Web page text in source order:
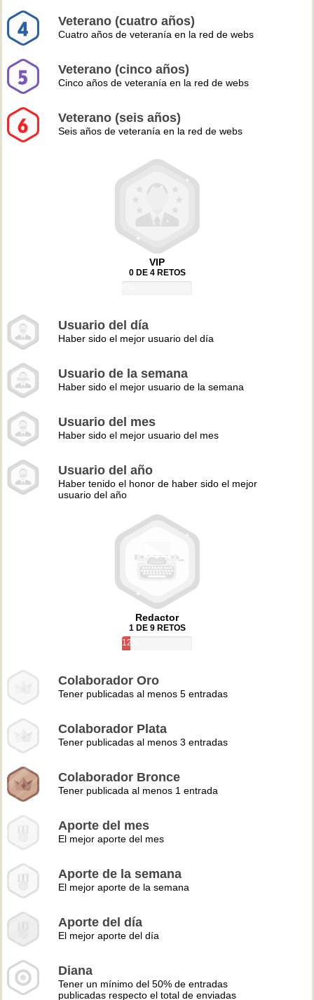
Veterano (cuatro años)
Cuatro años de veteranía en la red de webs
Veterano (cinco años)
Cinco años de veteranía en la red de webs
Veterano (seis años)
Seis años de veteranía en la red de webs
VIP
0 DE 4 RETOS
Usuario del día
Haber sido el mejor usuario del día
Usuario de la semana
Haber sido el mejor usuario de la semana
Usuario del mes
Haber sido el mejor usuario del mes
Usuario del año
Haber tenido el honor de haber sido el mejor
usuario del año
Redactor
1 DE 9 RETOS
12%
Colaborador Oro
Tener publicadas al menos 5 entradas
Colaborador Plata
Tener publicadas al menos 3 entradas
Colaborador Bronce
Tener publicada al menos 1 entrada
Aporte del mes
El mejor aporte del mes
Aporte de la semana
El mejor aporte de la semana
Aporte del día
El mejor aporte del día
Diana
Tener un mínimo del 50% de entradas
publicadas respecto el total de enviadas